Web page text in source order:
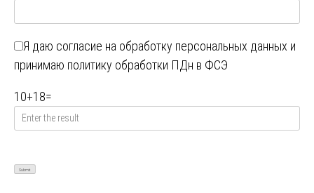
Я даю согласие на обработку персональных данных и
принимаю политику обработки ПДн в ФСЭ
10+18=